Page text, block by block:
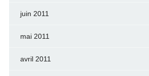
juin 2011
mai 2011
avril 2011